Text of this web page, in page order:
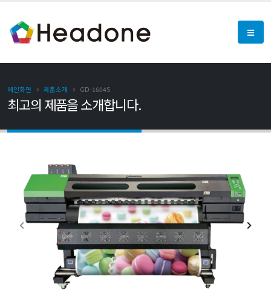
최고의 제품을 소개합니다.
메인화면 제품소개 GD-1604S